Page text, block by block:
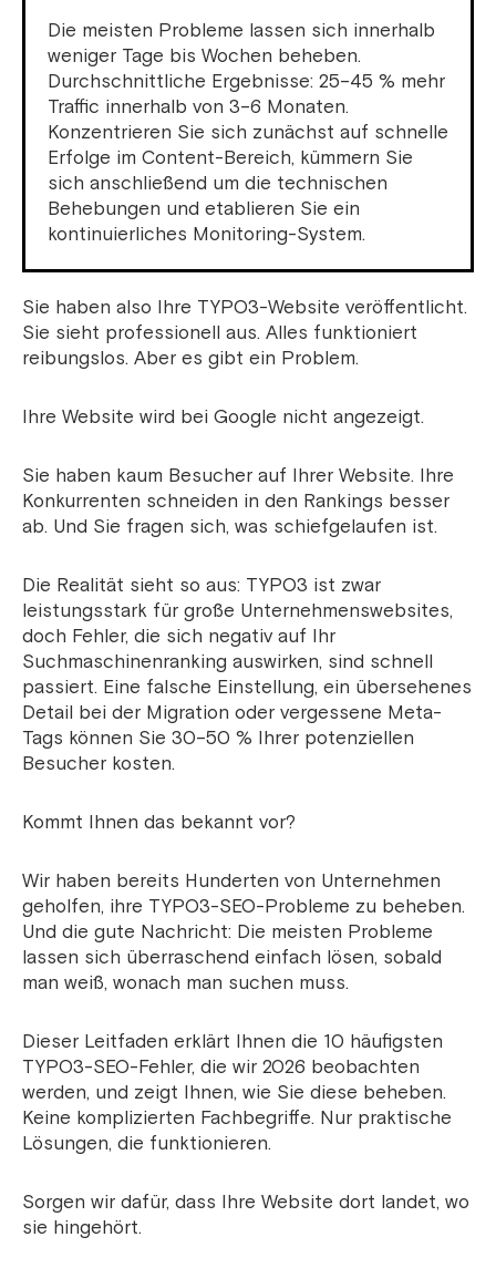
Die meisten Probleme lassen sich innerhalb
weniger Tage bis Wochen beheben.
Durchschnittliche Ergebnisse: 25–45 % mehr
Traffic innerhalb von 3–6 Monaten.
Konzentrieren Sie sich zunächst auf schnelle
Erfolge im Content-Bereich, kümmern Sie
sich anschließend um die technischen
Behebungen und etablieren Sie ein
kontinuierliches Monitoring-System.
Sie haben also Ihre TYPO3-Website veröffentlicht.
Sie sieht professionell aus. Alles funktioniert
reibungslos. Aber es gibt ein Problem.
Ihre Website wird bei Google nicht angezeigt.
Sie haben kaum Besucher auf Ihrer Website. Ihre
Konkurrenten schneiden in den Rankings besser
ab. Und Sie fragen sich, was schiefgelaufen ist.
Die Realität sieht so aus: TYPO3 ist zwar
leistungsstark für große Unternehmenswebsites,
doch Fehler, die sich negativ auf Ihr
Suchmaschinenranking auswirken, sind schnell
passiert. Eine falsche Einstellung, ein übersehenes
Detail bei der Migration oder vergessene Meta-
Tags können Sie 30–50 % Ihrer potenziellen
Besucher kosten.
Kommt Ihnen das bekannt vor?
Wir haben bereits Hunderten von Unternehmen
geholfen, ihre TYPO3-SEO-Probleme zu beheben.
Und die gute Nachricht: Die meisten Probleme
lassen sich überraschend einfach lösen, sobald
man weiß, wonach man suchen muss.
Dieser Leitfaden erklärt Ihnen die 10 häufigsten
TYPO3-SEO-Fehler, die wir 2026 beobachten
werden, und zeigt Ihnen, wie Sie diese beheben.
Keine komplizierten Fachbegriffe. Nur praktische
Lösungen, die funktionieren.
Sorgen wir dafür, dass Ihre Website dort landet, wo
sie hingehört.